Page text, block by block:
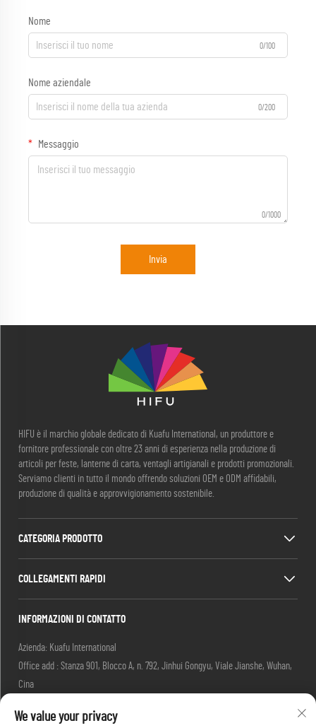
Nome
0/100
Nome aziendale
0/200
Messaggio
0/1000
Invia
HIFU è il marchio globale dedicato di Kuafu International, un produttore e
fornitore professionale con oltre 23 anni di esperienza nella produzione di
articoli per feste, lanterne di carta, ventagli artigianali e prodotti promozionali.
Serviamo clienti in tutto il mondo offrendo soluzioni OEM e ODM affidabili,
produzione di qualità e approvvigionamento sostenibile.
CATEGORIA PRODOTTO
COLLEGAMENTI RAPIDI
INFORMAZIONI DI CONTATTO
Azienda: Kuafu International
Office add : Stanza 901, Blocco A, n. 792, Jinhui Gongyu, Viale Jianshe, Wuhan,
Cina
[email protected]
We value your privacy